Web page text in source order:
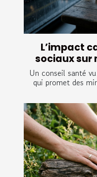
L’impact
sociaux sur
Un conseil santé
qui promet des